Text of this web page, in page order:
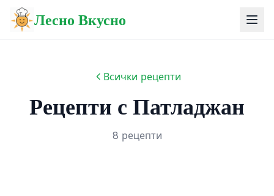
Лесно Вкусно
Всички рецепти
Рецепти с Патладжан
8 рецепти